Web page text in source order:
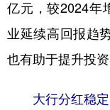
食品
学术中国
城市
彩票
亿元，较2024年
业延续高回报趋
也有助于提升投
大行分红稳